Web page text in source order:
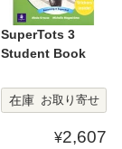
SuperTots 3
Student Book
在庫 お取り寄せ
¥2,607